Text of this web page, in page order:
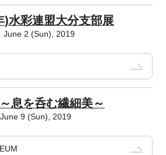
)水彩連盟大分支部展
June 2 (Sun), 2019
息を呑む繊細美～
9 (Sun), 2019